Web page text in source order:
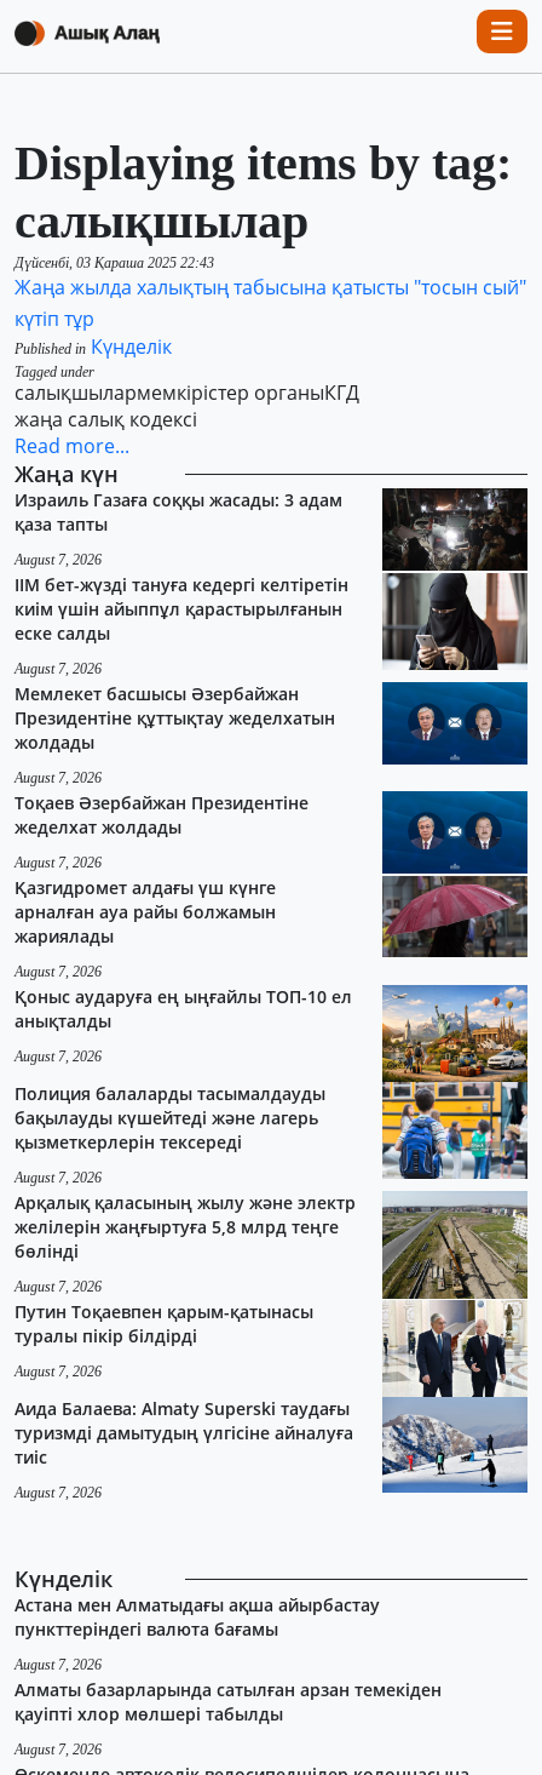
Displaying items by tag:
салықшылар
Дүйсенбі, 03 Қараша 2025 22:43
Жаңа жылда халықтың табысына қатысты "тосын сый"
күтіп тұр
Published in Күнделік
Tagged under
салықшылармемкірістер органыКГД
жаңа салық кодексі
Read more...
Жаңа күн
Израиль Газаға соққы жасады: 3 адам
қаза тапты
August 7, 2026
ІІМ бет-жүзді тануға кедергі келтіретін
киім үшін айыппұл қарастырылғанын
еске салды
August 7, 2026
Мемлекет басшысы Әзербайжан
Президентіне құттықтау жеделхатын
жолдады
August 7, 2026
Тоқаев Әзербайжан Президентіне
жеделхат жолдады
August 7, 2026
Қазгидромет алдағы үш күнге
арналған ауа райы болжамын
жариялады
August 7, 2026
Қоныс аударуға ең ыңғайлы ТОП-10 ел
анықталды
August 7, 2026
Полиция балаларды тасымалдауды
бақылауды күшейтеді және лагерь
қызметкерлерін тексереді
August 7, 2026
Арқалық қаласының жылу және электр
желілерін жаңғыртуға 5,8 млрд теңге
бөлінді
August 7, 2026
Путин Тоқаевпен қарым-қатынасы
туралы пікір білдірді
August 7, 2026
Аида Балаева: Almaty Superski таудағы
туризмді дамытудың үлгісіне айналуға
тиіс
August 7, 2026
Күнделік
Астана мен Алматыдағы ақша айырбастау
пункттеріндегі валюта бағамы
August 7, 2026
Алматы базарларында сатылған арзан темекіден
қауіпті хлор мөлшері табылды
August 7, 2026